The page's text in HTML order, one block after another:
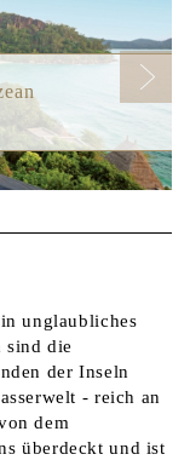
unglaubliches
sind die
der Inseln
- reich an
dem
überdeckt und ist